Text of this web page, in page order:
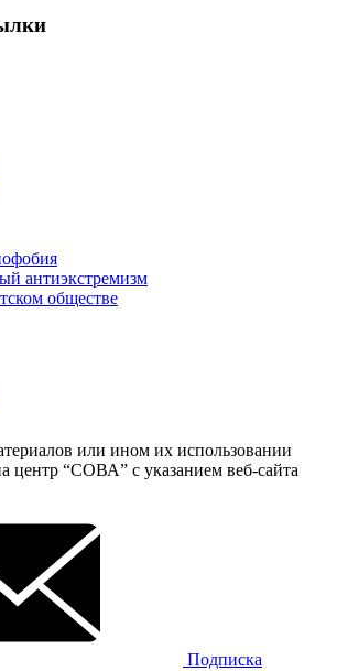
антиэкстремизм
обществе
или ином их использовании
центр “СОВА” с указанием веб-сайта
Подписка